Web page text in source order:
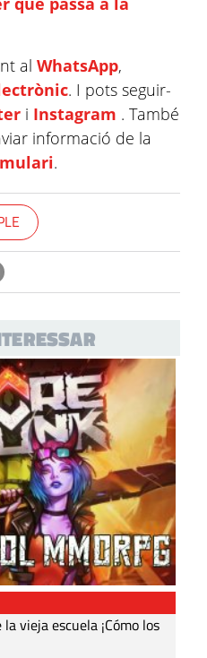
al WhatsApp,
. I pots seguir-
i Instagram . També
informació de la
.
vieja escuela ¡Cómo los